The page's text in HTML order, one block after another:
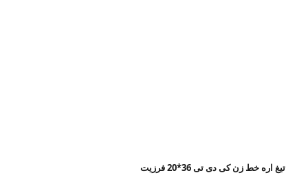
تیغ اره خط زن کی دی تی 36*20 فرزیت